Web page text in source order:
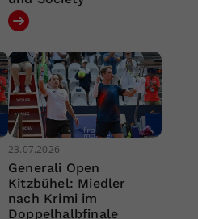
23.07.2026
Generali Open
Kitzbühel: Miedler
nach Krimi im
Doppelhalbfinale